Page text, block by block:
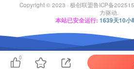
Copyright © 2023 · 极创联盟鲁ICP备
力驱动.
本站已安全运行: 1639天10小
0